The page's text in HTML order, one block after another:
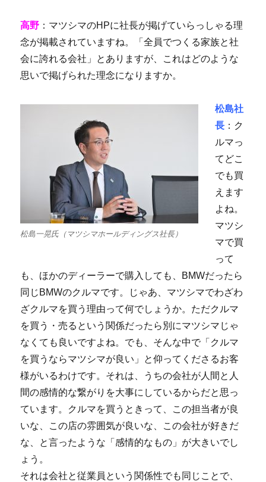
高野 ：マツシマのHPに社長が掲げていらっしゃる理
念が掲載されていますね。「全員でつくる家族と社
会に誇れる会社」とありますが、これはどのような
思いで掲げられた理念になりますか。
松島一晃氏（マツシマホールディングス社長）
松島社
長 ：ク
ルマっ
てどこ
でも買
えます
よね。
マツシ
マで買
って
も、ほかのディーラーで購入しても、BMWだったら
同じBMWのクルマです。じゃあ、マツシマでわざわ
ざクルマを買う理由って何でしょうか。ただクルマ
を買う・売るという関係だったら別にマツシマじゃ
なくても良いですよね。でも、そんな中で「クルマ
を買うならマツシマが良い」と仰ってくださるお客
様がいるわけです。それは、うちの会社が人間と人
間の感情的な繋がりを大事にしているからだと思っ
ています。クルマを買うときって、この担当者が良
いな、この店の雰囲気が良いな、この会社が好きだ
な、と言ったような「感情的なもの」が大きいでし
ょう。
それは会社と従業員という関係性でも同じことで、